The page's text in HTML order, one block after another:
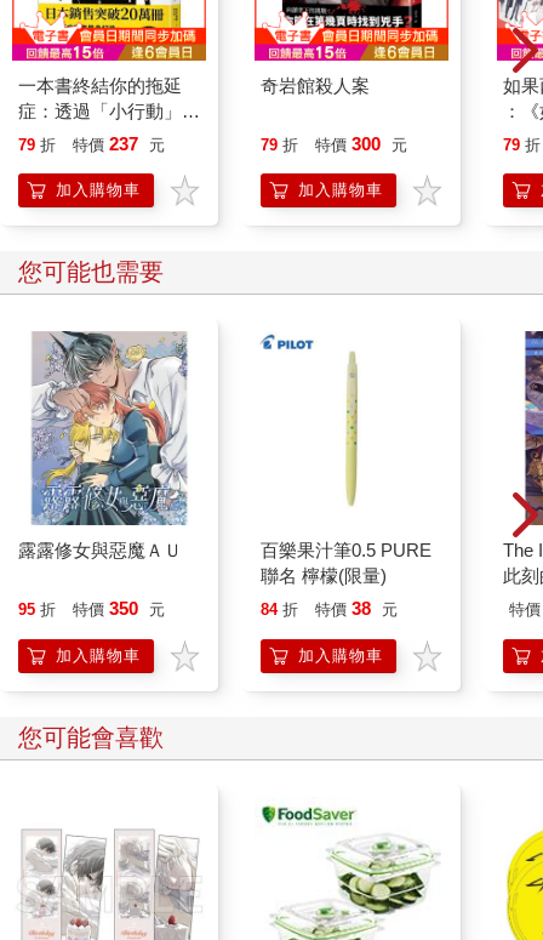
一本書終結你的拖延
症：透過「小行動」打
開大腦的行動開關，懶
的37個科學方法
79 折 特價 237 元
加入購物車
奇岩館殺人案
79 折 特價 300 元
加入購物車
如
：
喵
79 折
您可能也需要
露露修女與惡魔ＡＵ
95 折 特價 350 元
加入購物車
百樂果汁筆0.5 PURE
聯名 檸檬(限量)
84 折 特價 38 元
加入購物車
The
此
特價
您可能會喜歡